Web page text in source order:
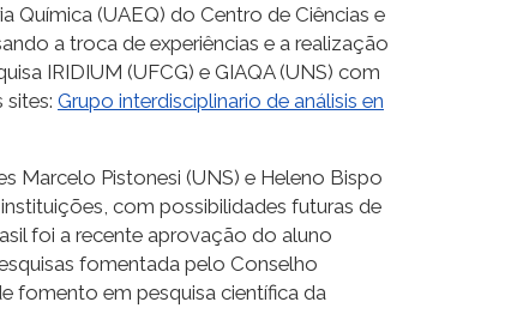
Química (UAEQ) do Centro de Ciências e
a troca de experiências e a realização
IRIDIUM (UFCG) e GIAQA (UNS) com
Grupo interdisciplinario de análisis en
Marcelo Pistonesi (UNS) e Heleno Bispo
com possibilidades futuras de
foi a recente aprovação do aluno
fomentada pelo Conselho
fomento em pesquisa científica da